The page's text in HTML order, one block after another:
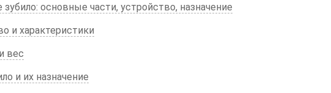
зубило: основные части, устройство, назначение
и характеристики
вес
и их назначение